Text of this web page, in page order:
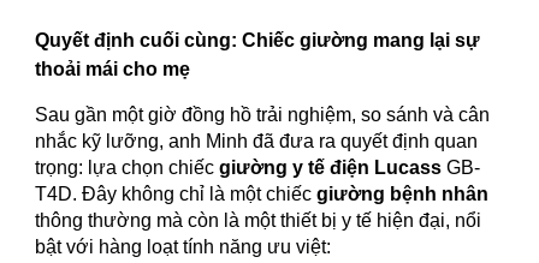
Quyết định cuối cùng: Chiếc giường mang lại sự
thoải mái cho mẹ
Sau gần một giờ đồng hồ trải nghiệm, so sánh và cân
nhắc kỹ lưỡng, anh Minh đã đưa ra quyết định quan
trọng: lựa chọn chiếcgiường y tế điện Lucass GB-
T4D. Đây không chỉ là một chiếcgiường bệnh nhân
thông thường mà còn là một thiết bị y tế hiện đại, nổi
bật với hàng loạt tính năng ưu việt: